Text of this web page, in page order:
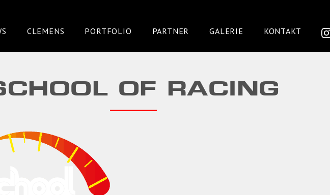
CLEMENS PORTFOLIO PARTNER GALERIE KONTAKT
OF RACING